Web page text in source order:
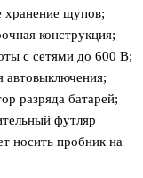
хранение щупов;
конструкция;
с сетями до 600 В;
автовыключения;
разряда батарей;
футляр
носить пробник на